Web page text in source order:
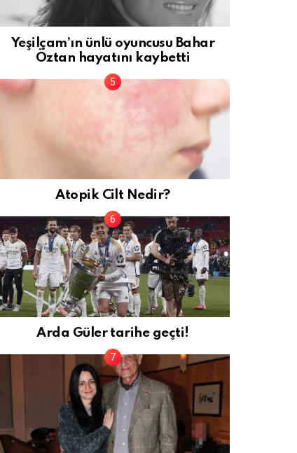
Yeşilçam’ın ünlü oyuncusu Bahar
Öztan hayatını kaybetti
Atopik Cilt Nedir?
Arda Güler tarihe geçti!